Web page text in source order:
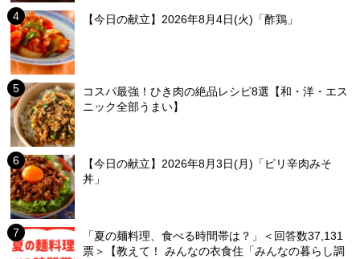
【今日の献立】2026年8月4日(火)「酢鶏」
コスパ最強！ひき肉の絶品レシピ8選【和・洋・エス
ニック全部うまい】
【今日の献立】2026年8月3日(月)「ピリ辛肉みそ
丼」
「夏の麺料理、食べる時間帯は？」＜回答数37,131
票＞【教えて！ みんなの衣食住「みんなの暮らし調